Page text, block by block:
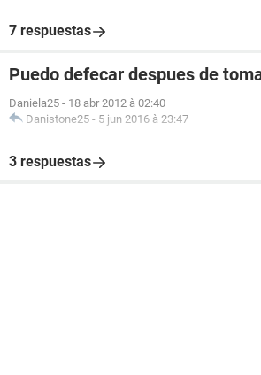
7 respuestas
Puedo defecar despues de
Daniela25 - 18 abr 2012 à 02:40
Danistone25 - 5 jun 2016 à 23:47
3 respuestas